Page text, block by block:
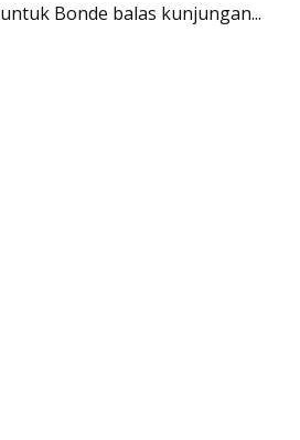
Bonde balas kunjungan...